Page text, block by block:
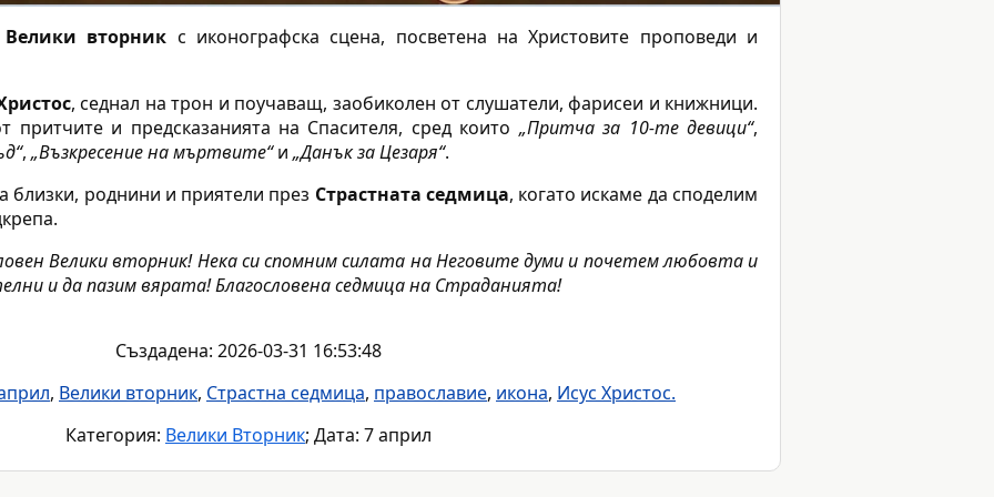
вторник с иконографска сцена, посветена на Христовите проповеди и
, седнал на трон и поучаващ, заобиколен от слушатели, фарисеи и книжници.
притчите и предсказанията на Спасителя, сред които „Притча за 10-те девици“,
, „Възкресение на мъртвите“и „Данък за Цезаря“.
роднини и приятели през Страстната седмица, когато искаме да споделим
Велики вторник! Нека си спомним силата на Неговите думи и почетем любовта и
и да пазим вярата! Благословена седмица на Страданията!
Създадена: 2026-03-31 16:53:48
, Велики вторник, Страстна седмица, православие, икона, Исус Христос.
Категория: Велики Вторник; Дата: 7 април